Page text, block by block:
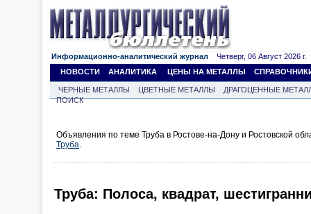
Информационно-аналитический журнал Четверг, 06 Август 2026 г.
НОВОСТИ
АНАЛИТИКА ЦЕНЫ НА МЕТАЛЛЫ
ЧЕРНЫЕ МЕТАЛЛЫ ЦВЕТНЫЕ МЕТАЛЛЫ
ДРАГОЦЕННЫЕ
ПОИСК
Объявления по теме Труба в Ростове-на-Дону и Ростовской
Труба.
Труба: Полоса, квадрат,